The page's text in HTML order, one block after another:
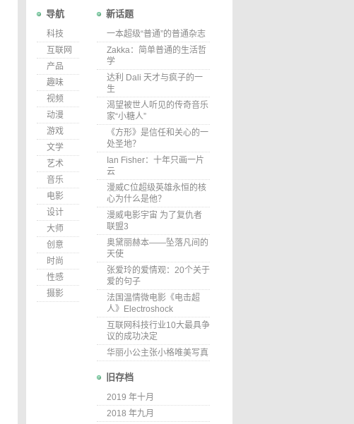
导航
科技
互联网
产品
趣味
视频
动漫
游戏
文学
艺术
音乐
电影
设计
大师
创意
时尚
性感
摄影
新话题
一本超级“普通”的普通杂志
Zakka：简单普通的生活哲
学
达利 Dali 天才与疯子的一
生
渴望被世人听见的传奇音乐
家“小糖人”
《方形》是信任和关心的一
处圣地？
Ian Fisher：十年只画一片
云
漫威C位超级英雄永恒的核
心为什么是他？
漫威电影宇宙 为了复仇者
联盟3
奥黛丽赫本——坠落凡间的
天使
张爱玲的爱情观：20个关于
爱的句子
法国温情微电影《电击超
人》Electroshock
互联网科技行业10大最具争
议的成功决定
华丽小公主张小格唯美写真
旧存档
2019 年十月
2018 年九月